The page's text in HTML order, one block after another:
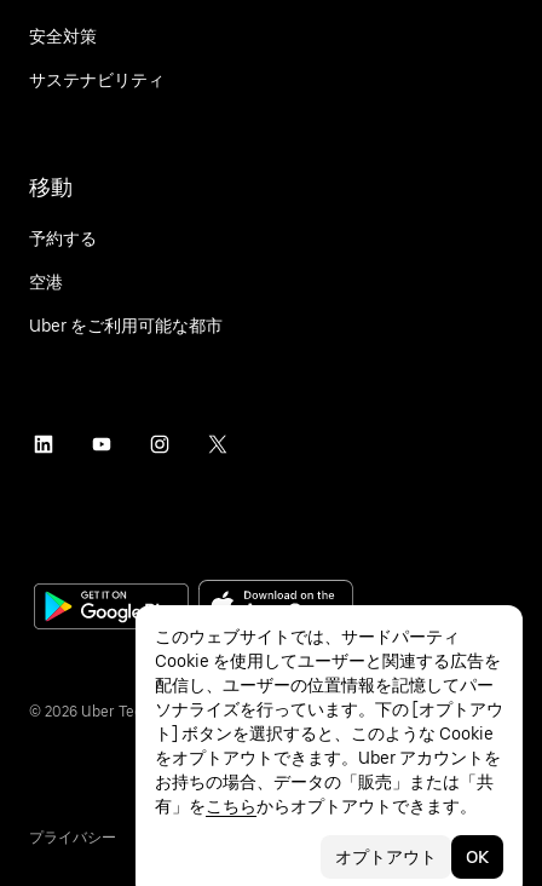
安全対策
サステナビリティ
移動
予約する
空港
Uber をご利用可能な都市
© 2026 Uber Technologies Inc.
プライバシー
このウェブサイトでは、サードパーティ
Cookie を使用してユーザーと関連する広告を
配信し、ユーザーの位置情報を記憶してパー
ソナライズを行っています。下の [オプトアウ
ト] ボタンを選択すると、このような Cookie
をオプトアウトできます。Uber アカウントを
お持ちの場合、データの「販売」または「共
有」をこちらからオプトアウトできます。
オプトアウト OK